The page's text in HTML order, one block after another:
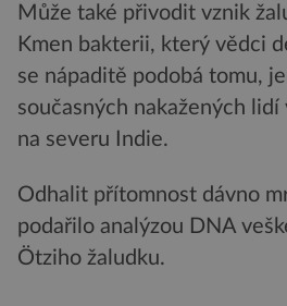
Může také přivodit vznik
Kmen bakterii, který vědci
se nápaditě podobá tomu,
současných nakažených
na severu Indie.
Odhalit přítomnost dávno
podařilo analýzou DNA
Ötziho žaludku.